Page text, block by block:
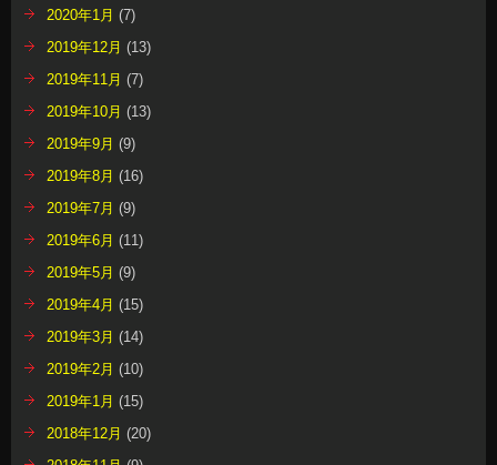
2020年1月 (7)
2019年12月 (13)
2019年11月 (7)
2019年10月 (13)
2019年9月 (9)
2019年8月 (16)
2019年7月 (9)
2019年6月 (11)
2019年5月 (9)
2019年4月 (15)
2019年3月 (14)
2019年2月 (10)
2019年1月 (15)
2018年12月 (20)